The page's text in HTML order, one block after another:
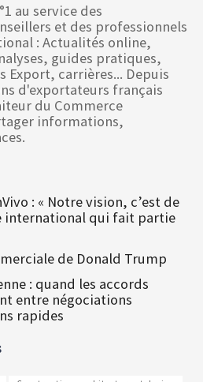
au service des
et des professionnels
: Actualités online,
guides pratiques,
Export, carrières... Depuis
d'exportateurs français
du Commerce
informations,
: « Notre vision, c’est de
international qui fait partie
de Donald Trump
: quand les accords
entre négociations
rapides